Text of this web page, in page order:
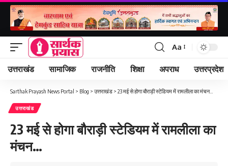
Font
Resizer
Aa
उत्तराखंड सामाजिक राजनीति शिक्षा अपराध उत्तरप्रदेश
Sarthak Prayash News Portal > Blog > उत्तराखंड > 23 मई से होगा बौराड़ी स्टेडियम में रामलीला का मंचन…
उत्तराखंड
23 मई से होगा बौराड़ी स्टेडियम में रामलीला का
मंचन…